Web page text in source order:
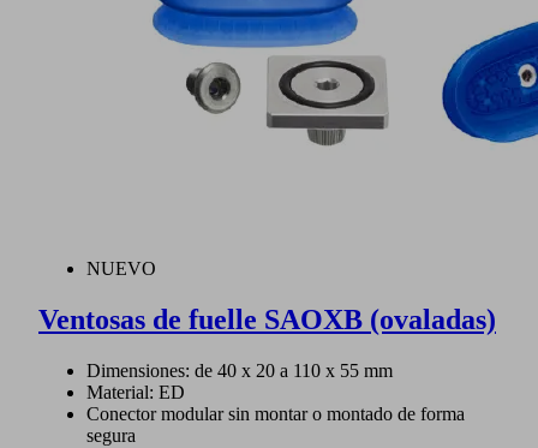
NUEVO
Ventosas de fuelle SAOXB (ovaladas)
Dimensiones: de 40 x 20 a 110 x 55 mm
Material: ED
Conector modular sin montar o montado de forma
segura